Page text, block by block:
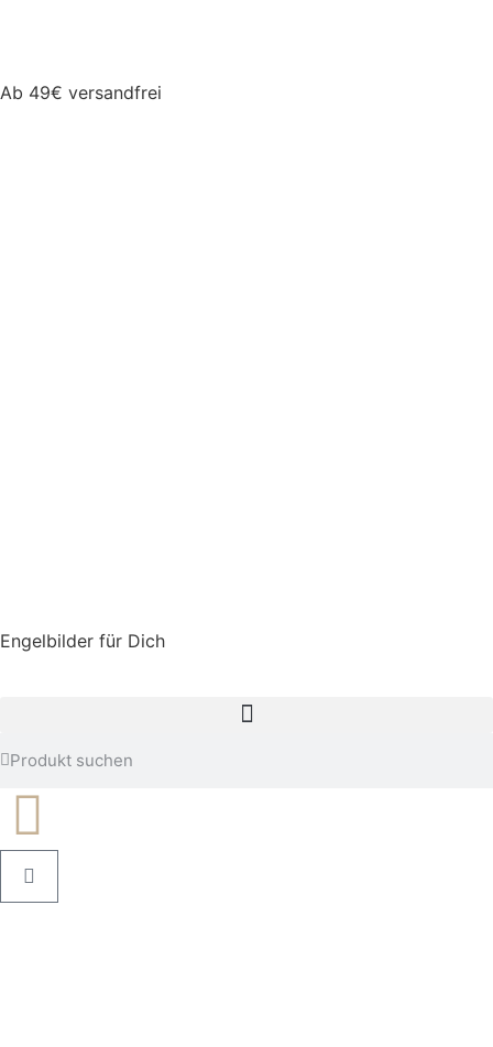
Ab 49€ versandfrei
Engelbilder für Dich